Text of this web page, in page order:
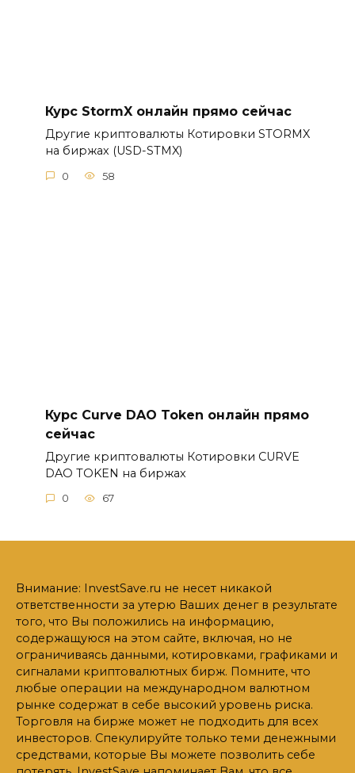
Курс StormX онлайн прямо сейчас
Другие криптовалюты Котировки STORMX
на биржах (USD-STMX)
0 58
Курс Curve DAO Token онлайн прямо
сейчас
Другие криптовалюты Котировки CURVE
DAO TOKEN на биржах
0 67
Внимание: InvestSave.ru не несет никакой
ответственности за утерю Ваших денег в результате
того, что Вы положились на информацию,
содержащуюся на этом сайте, включая, но не
ограничиваясь данными, котировками, графиками и
сигналами криптовалютных бирж. Помните, что
любые операции на международном валютном
рынке содержат в себе высокий уровень риска.
Торговля на бирже может не подходить для всех
инвесторов. Спекулируйте только теми денежными
средствами, которые Вы можете позволить себе